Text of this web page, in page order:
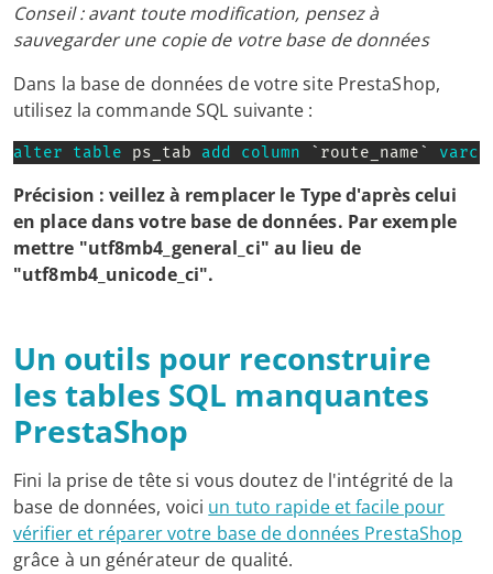
Conseil : avant toute modification, pensez à
sauvegarder une copie de votre base de données
Dans la base de données de votre site PrestaShop,
utilisez la commande SQL suivante :
alter table ps_tab add column ` route_name`
Précision : veillez à remplacer le Type d'après celui
en place dans votre base de données. Par exemple
mettre "utf8mb4_general_ci" au lieu de
"utf8mb4_unicode_ci".
Un outils pour reconstruire
les tables SQL manquantes
PrestaShop
Fini la prise de tête si vous doutez de l'intégrité de la
base de données, voici un tuto rapide et facile pour
vérifier et réparer votre base de données PrestaShop
grâce à un générateur de qualité.